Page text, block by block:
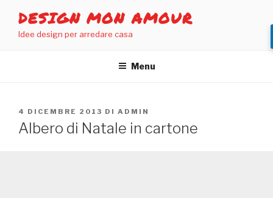
contenuto
DESIGN MON AMOUR
Idee design per arredare casa
Menu
PUBBLICATO
IL
4 DICEMBRE 2013 DI ADMIN
Albero di Natale in cartone